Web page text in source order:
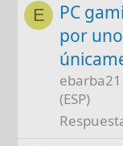
E
PC
por
ebarba21
(ESP)